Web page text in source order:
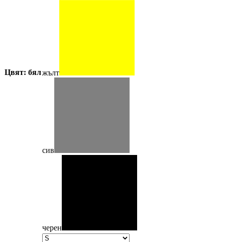
Цвят: бялжълт
сив
черен